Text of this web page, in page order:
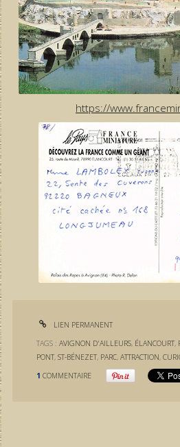
https://
LIEN PERMANENT
TAGS :AVIGNON D'AILLEURS, ÉLANCOURT,
PONT,ST-BÉNEZET, PARC,ATTRACTION,
1 COMMENTAIRE